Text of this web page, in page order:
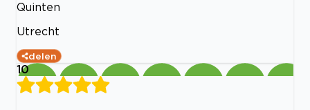
Quinten
Utrecht
delen
10